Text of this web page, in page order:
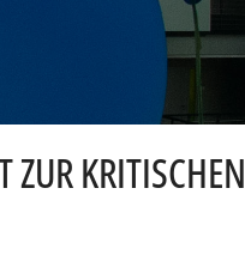
ZUR KRITISCHEN